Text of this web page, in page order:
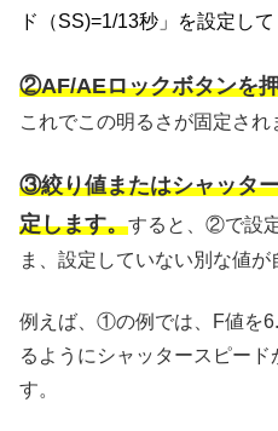
ド（SS)=1/13秒」を設定して
②AF/AEロックボタンを
これでこの明るさが固定され
③絞り値またはシャッタ
定します。すると、②で設
ま、設定していない別な値が
例えば、①の例では、F値を
るようにシャッタースピー
す。